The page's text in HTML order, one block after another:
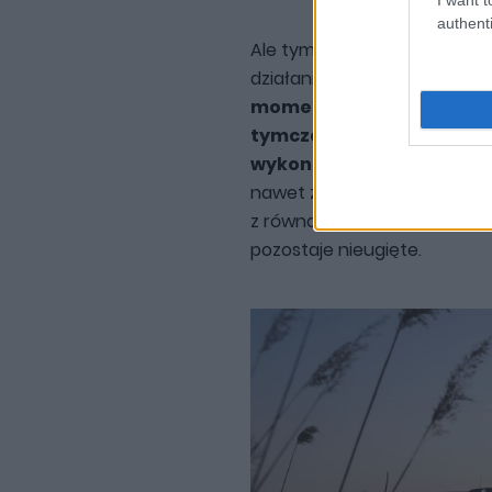
Ale tym, co najbardziej mnie
działanie szpery.
momentalnie – wcześnie
tymczasem świetnie się
wykonuje polecenia bez
nawet znaczny moment
z równowagi. I rzecz w tym,
pozostaje nieugięte.